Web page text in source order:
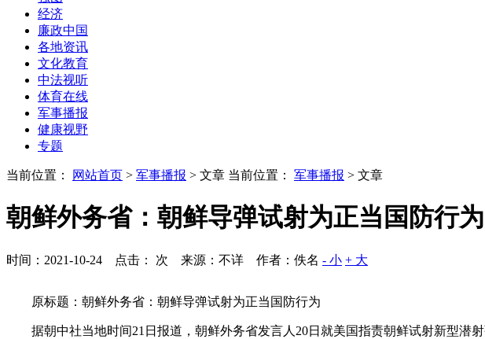
经济
廉政中国
各地资讯
文化教育
中法视听
体育在线
军事播报
健康视野
专题
当前位置： 网站首页 > 军事播报 > 文章 当前位置： 军事播报 > 文章
朝鲜外务省：朝鲜导弹试射为正当国防行为
时间：2021-10-24 点击： 次 来源：不详 作者：佚名 - 小 + 大
原标题：朝鲜外务省：朝鲜导弹试射为正当国防行为
据朝中社当地时间21日报道，朝鲜外务省发言人20日就美国指责朝鲜试射新型潜